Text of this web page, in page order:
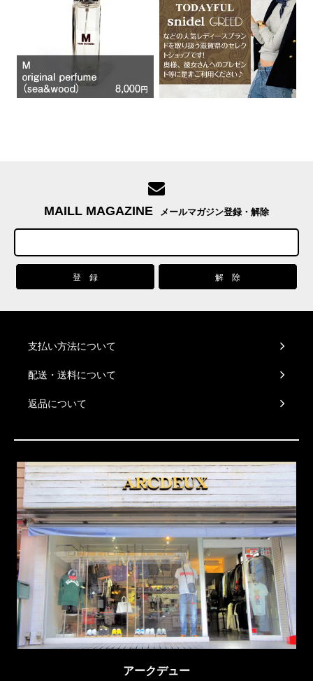
MAILL MAGAZINE メールマガジン登録・解除
支払い方法について
配送・送料について
返品について
アークデュー